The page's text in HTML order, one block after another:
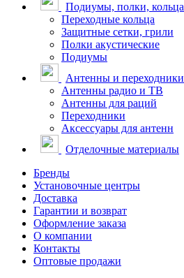
Подиумы, полки, кольца
Переходные кольца
Защитные сетки, грили
Полки акустические
Подиумы
Антенны и переходники
Антенны радио и ТВ
Антенны для раций
Переходники
Аксессуары для антенн
Отделочные материалы
Бренды
Установочные центры
Доставка
Гарантии и возврат
Оформление заказа
О компании
Контакты
Оптовые продажи